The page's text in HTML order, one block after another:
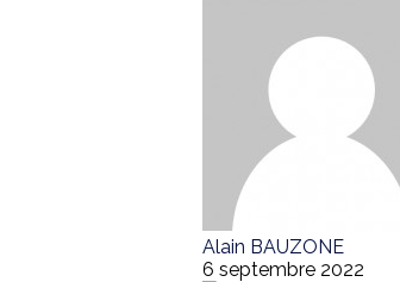
Alain BAUZONE
6 septembre 2022